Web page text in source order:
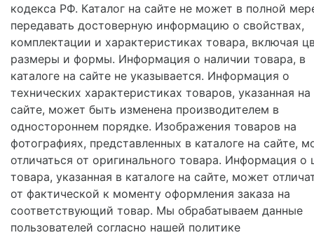
кодекса РФ. Каталог на сайте не может в полной
передавать достоверную информацию о свойствах,
комплектации и характеристиках товара, включая
размеры и формы. Информация о наличии товара, в
каталоге на сайте не указывается. Информация о
технических характеристиках товаров, указанная на
сайте, может быть изменена производителем в
одностороннем порядке. Изображения товаров на
фотографиях, представленных в каталоге на сайте,
отличаться от оригинального товара. Информация о
товара, указанная в каталоге на сайте, может
от фактической к моменту оформления заказа на
соответствующий товар. Мы обрабатываем данные
пользователей согласно нашей политике